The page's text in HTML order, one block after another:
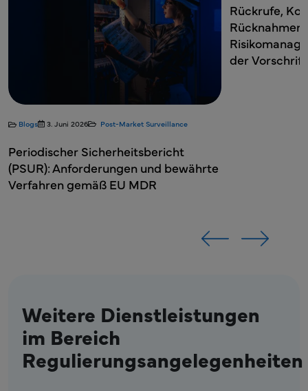
Blogs 3. Juni 2026 Post-Market Surveillance
Periodischer Sicherheitsbericht
(PSUR): Anforderungen und bewährte
Verfahren gemäß EU MDR
Rückrufe,
der
Weitere Dienstleistungen
im Bereich
Regulierungsangelegenheiten